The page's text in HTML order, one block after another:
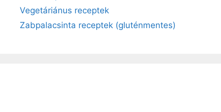
Vegetáriánus receptek
Zabpalacsinta receptek (gluténmentes)